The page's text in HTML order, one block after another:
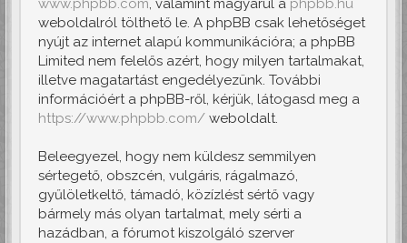
www.phpbb.com, valamint magyarul a phpbb.hu
weboldalról tölthető le. A phpBB csak lehetőséget
nyújt az internet alapú kommunikációra; a phpBB
Limited nem felelős azért, hogy milyen tartalmakat,
illetve magatartást engedélyezünk. További
információért a phpBB-ről, kérjük, látogasd meg a
https://www.phpbb.com/ weboldalt.
Beleegyezel, hogy nem küldesz semmilyen
sértegető, obszcén, vulgáris, rágalmazó,
gyűlöletkeltő, támadó, közízlést sértő vagy
bármely más olyan tartalmat, mely sérti a
hazádban, a fórumot kiszolgáló szerver